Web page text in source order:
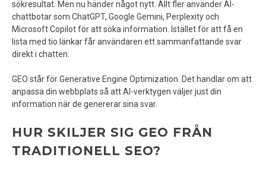
sökresultat. Men nu händer något nytt. Allt fler använder AI-
chattbotar som ChatGPT, Google Gemini, Perplexity och
Microsoft Copilot för att söka information. Istället för att få en
lista med tio länkar får användaren ett sammanfattande svar
direkt i chatten.
GEO står för Generative Engine Optimization. Det handlar om att
anpassa din webbplats så att AI-verktygen väljer just din
information när de genererar sina svar.
HUR SKILJER SIG GEO FRÅN
TRADITIONELL SEO?